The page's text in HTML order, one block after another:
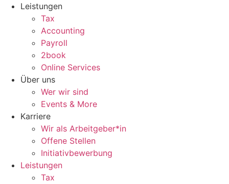
Zum
wechseln
Leistungen
Tax
Accounting
Payroll
2book
Online Services
Über uns
Wer wir sind
Events & More
Karriere
Wir als Arbeitgeber*in
Offene Stellen
Initiativbewerbung
Leistungen
Tax